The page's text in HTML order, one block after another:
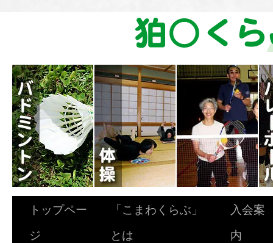
トップペー
ジ
「こまわくらぶ」
とは
入会案
内